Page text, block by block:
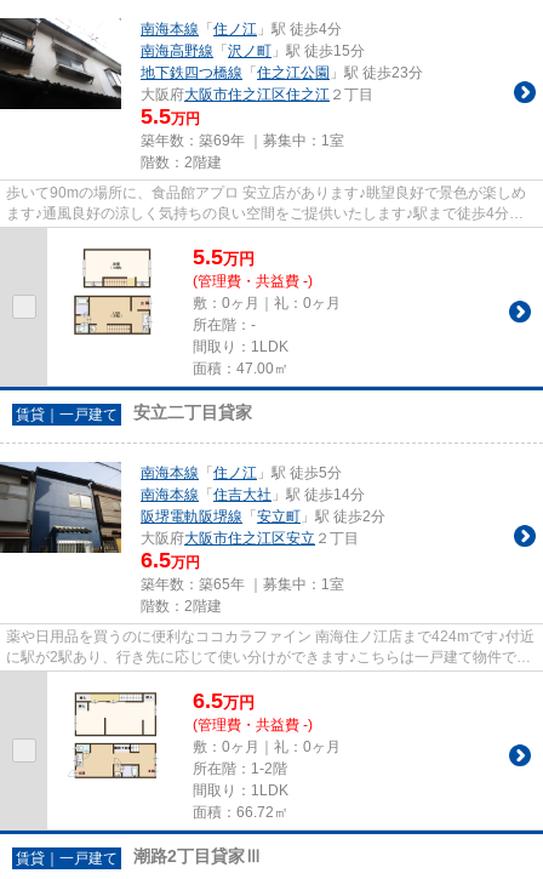
南海本線 「 住ノ江 」駅 徒歩4分
南海高野線 「 沢ノ町 」駅 徒歩15分
地下鉄四つ橋線 「 住之江公園 」駅 徒歩23分
大阪府大阪市住之江区住之江 ２丁目
5.5万円
築年数：築69年 ｜募集中： 1室
階数：2階建
歩いて90mの場所に、食品館アプロ 安立店があります♪眺望良好で景色が楽しめ
ます♪通風良好の涼しく気持ちの良い空間をご提供いたします♪駅まで徒歩4分の
5.5万円
(管理費・共益費 -)
敷：0ヶ月｜礼：0ヶ月
所在階：-
間取り：1LDK
面積：47.00㎡
賃貸｜一戸建て 安立二丁目貸家
南海本線 「 住ノ江 」駅 徒歩5分
南海本線 「 住吉大社 」駅 徒歩14分
阪堺電軌阪堺線 「 安立町 」駅 徒歩2分
大阪府大阪市住之江区安立 ２丁目
6.5万円
築年数：築65年 ｜募集中： 1室
階数：2階建
薬や日用品を買うのに便利なココカラファイン 南海住ノ江店まで424mです♪付近
に駅が2駅あり、行き先に応じて使い分けができます♪こちらは一戸建て物件です
6.5万円
(管理費・共益費 -)
敷：0ヶ月｜礼：0ヶ月
所在階：1-2階
間取り：1LDK
面積：66.72㎡
賃貸｜一戸建て 潮路2丁目貸家Ⅲ